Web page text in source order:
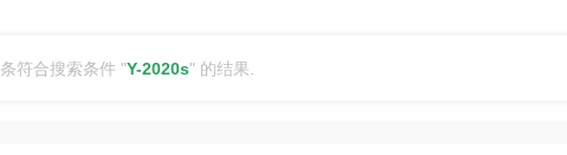
条符合搜索条件 "Y-2020s" 的结果.